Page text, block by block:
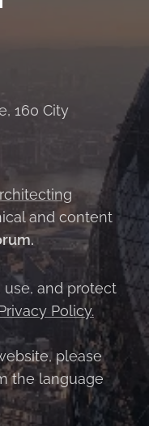
160 City
and content
and protect
Policy.
please
the language